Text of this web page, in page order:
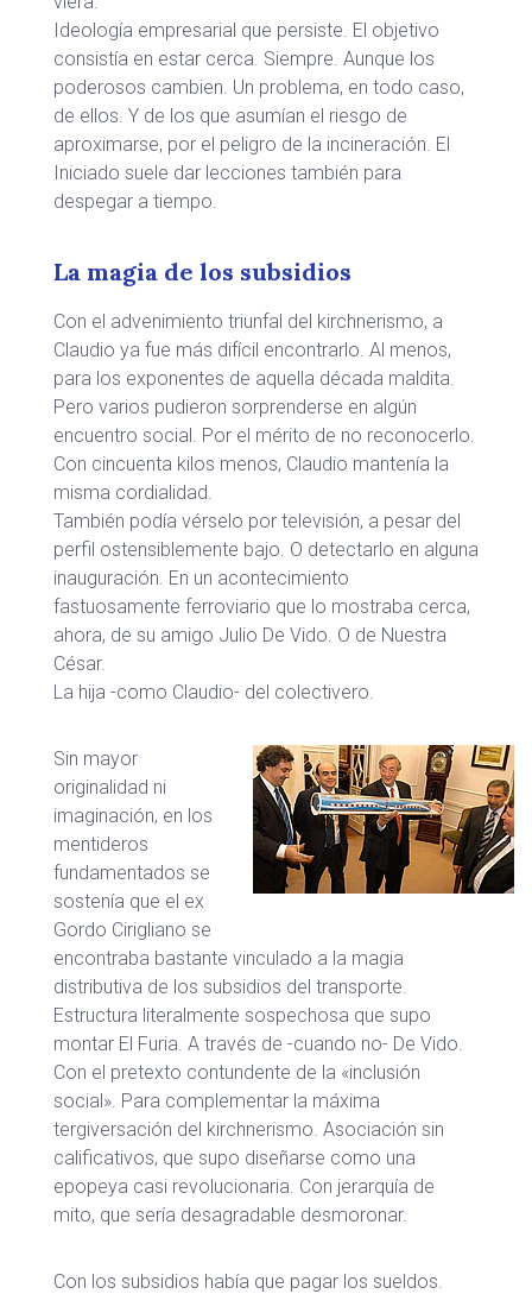
Ideología empresarial que persiste. El objetivo
consistía en estar cerca. Siempre. Aunque los
poderosos cambien. Un problema, en todo caso,
de ellos. Y de los que asumían el riesgo de
aproximarse, por el peligro de la incineración. El
Iniciado suele dar lecciones también para
despegar a tiempo.
La magia de los subsidios
Con el advenimiento triunfal del kirchnerismo, a
Claudio ya fue más difícil encontrarlo. Al menos,
para los exponentes de aquella década maldita.
Pero varios pudieron sorprenderse en algún
encuentro social. Por el mérito de no reconocerlo.
Con cincuenta kilos menos, Claudio mantenía la
misma cordialidad.
También podía vérselo por televisión, a pesar del
perfil ostensiblemente bajo. O detectarlo en alguna
inauguración. En un acontecimiento
fastuosamente ferroviario que lo mostraba cerca,
ahora, de su amigo Julio De Vido. O de Nuestra
César.
La hija -como Claudio- del colectivero.
Sin mayor
originalidad ni
imaginación, en los
mentideros
fundamentados se
sostenía que el ex
Gordo Cirigliano se
encontraba bastante vinculado a la magia
distributiva de los subsidios del transporte.
Estructura literalmente sospechosa que supo
montar El Furia. A través de -cuando no- De Vido.
Con el pretexto contundente de la «inclusión
social». Para complementar la máxima
tergiversación del kirchnerismo. Asociación sin
calificativos, que supo diseñarse como una
epopeya casi revolucionaria. Con jerarquía de
mito, que sería desagradable desmoronar.
Con los subsidios había que pagar los sueldos.